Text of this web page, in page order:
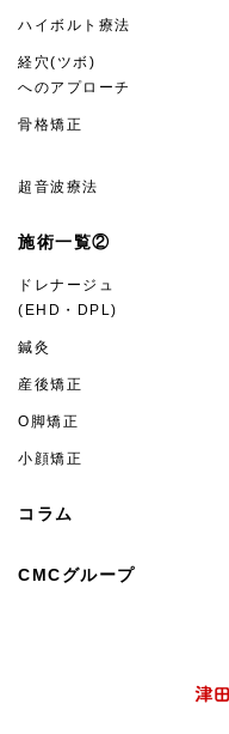
ハイボルト療法
経穴(ツボ)
へのアプローチ
骨格矯正
超音波療法
施術一覧②
ドレナージュ
(EHD・DPL)
鍼灸
産後矯正
O脚矯正
小顔矯正
コラム
CMCグループ